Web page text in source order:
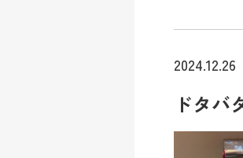
2024.12.26
ドタバ